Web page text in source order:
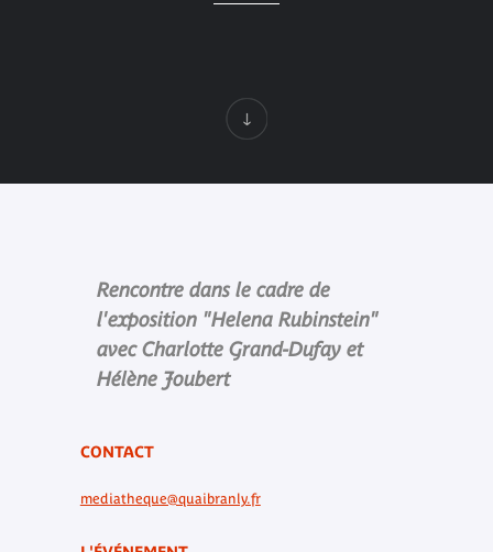
Rencontre dans le cadre de
l'exposition "Helena Rubinstein"
avec Charlotte Grand-Dufay et
Hélène Joubert
CONTACT
mediatheque@quaibranly.fr